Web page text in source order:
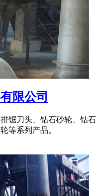
限公司
锯刀头、钻石砂轮、钻石
等系列产品。